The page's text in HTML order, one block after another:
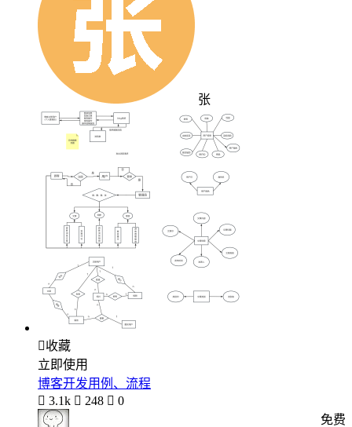
张
收藏
立即使用
博客开发用例、流程
 3.1k  248  0
免费